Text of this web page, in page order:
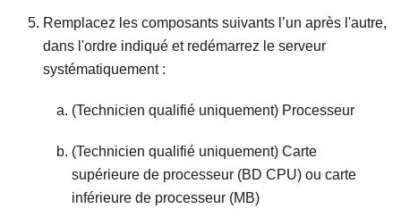
Remplacez les composants suivants l’un après l'autre,
dans l'ordre indiqué et redémarrez le serveur
systématiquement :
(Technicien qualifié uniquement) Processeur
(Technicien qualifié uniquement) Carte
supérieure de processeur (BD CPU) ou carte
inférieure de processeur (MB)